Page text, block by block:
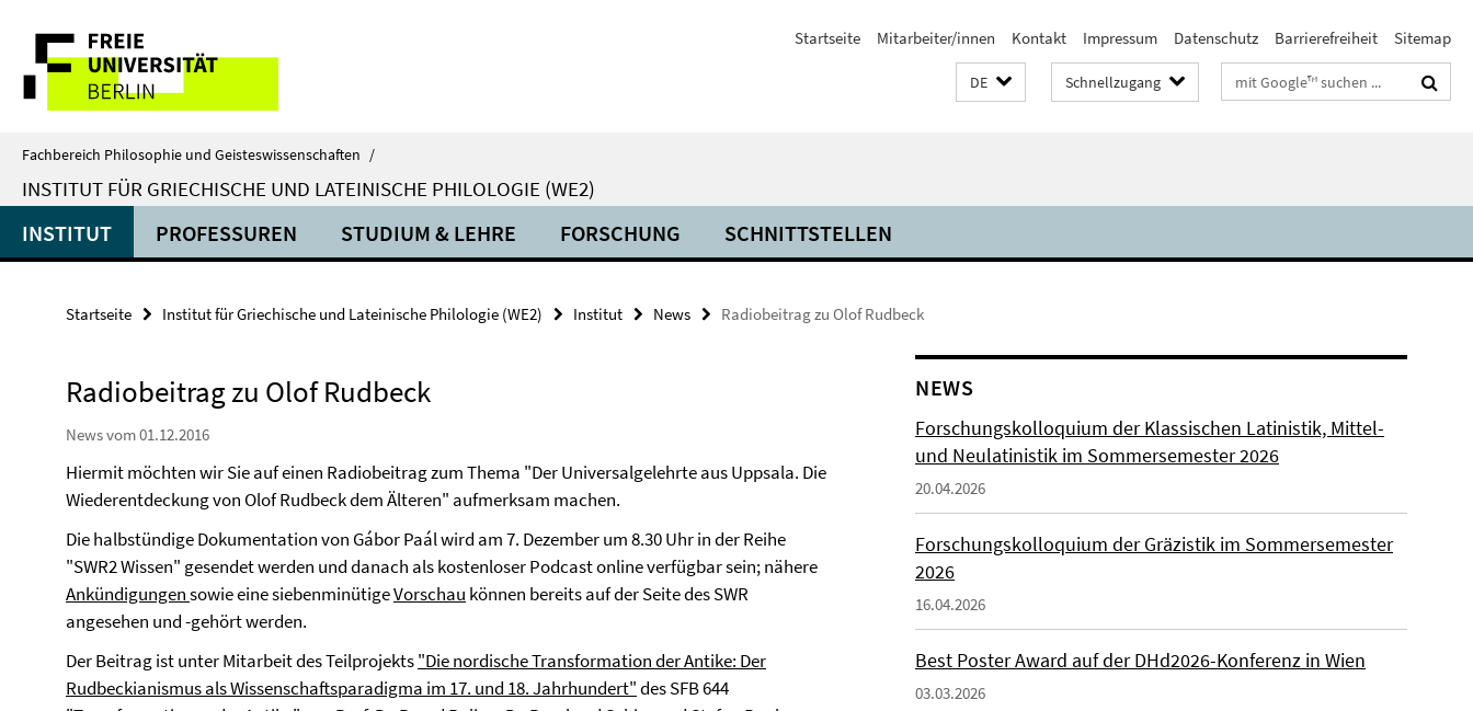
direkt
Inhalt
Service-
Navigation
Startseite Mitarbeiter/innen Kontakt Impressum Datenschutz Barrierefreiheit Sitemap
DE Schnellzugang Suchbegriffe
Fachbereich Philosophie und Geisteswissenschaften /
INSTITUT FÜR GRIECHISCHE UND LATEINISCHE PHILOLOGIE (WE2)
INSTITUT PROFESSUREN STUDIUM & LEHRE FORSCHUNG SCHNITTSTELLEN
Startseite Institut für Griechische und Lateinische Philologie (WE2) Institut News Radiobeitrag zu Olof Rudbeck
Radiobeitrag zu Olof Rudbeck
News vom 01.12.2016
Hiermit möchten wir Sie auf einen Radiobeitrag zum Thema "Der Universalgelehrte aus Uppsala. Die
Wiederentdeckung von Olof Rudbeck dem Älteren" aufmerksam machen.
Die halbstündige Dokumentation von Gábor Paál wird am 7. Dezember um 8.30 Uhr in der Reihe
"SWR2 Wissen" gesendet werden und danach als kostenloser Podcast online verfügbar sein; nähere
Ankündigungensowie eine siebenminütigeVorschau können bereits auf der Seite des SWR
angesehen und -gehört werden.
Der Beitrag ist unter Mitarbeit des Teilprojekts"Die nordische Transformation der Antike: Der
Rudbeckianismus als Wissenschaftsparadigma im 17. und 18. Jahrhundert"des SFB 644
NEWS
Forschungskolloquium der Klassischen Latinistik, Mittel-
und Neulatinistik im Sommersemester 2026
20.04.2026
Forschungskolloquium der Gräzistik im Sommersemester
2026
16.04.2026
Best Poster Award auf der DHd2026-Konferenz in Wien
03.03.2026